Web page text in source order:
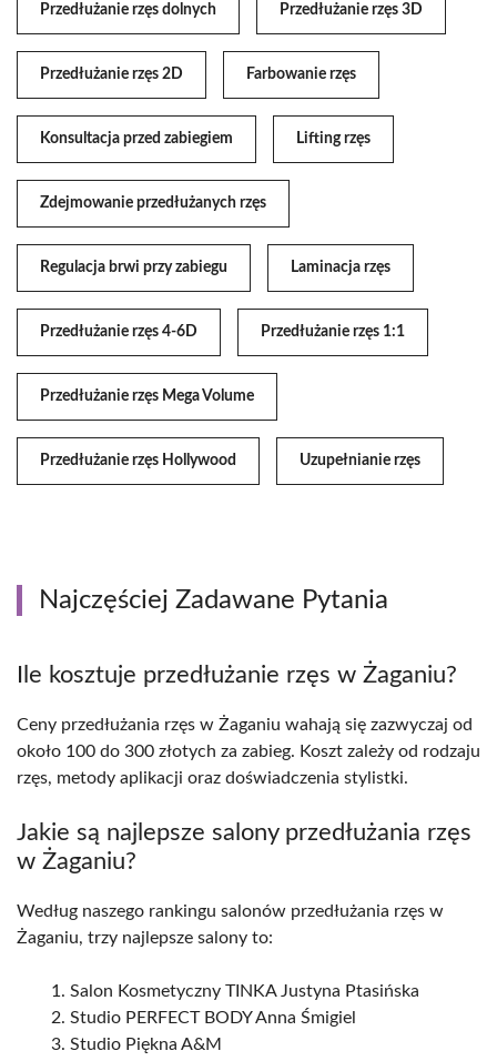
Przedłużanie rzęs dolnych Przedłużanie rzęs 3D
Przedłużanie rzęs 2D Farbowanie rzęs
Konsultacja przed zabiegiem Lifting rzęs
Zdejmowanie przedłużanych rzęs
Regulacja brwi przy zabiegu Laminacja rzęs
Przedłużanie rzęs 4-6D Przedłużanie rzęs 1:1
Przedłużanie rzęs Mega Volume
Przedłużanie rzęs Hollywood Uzupełnianie rzęs
Najczęściej Zadawane Pytania
Ile kosztuje przedłużanie rzęs w Żaganiu?
Ceny przedłużania rzęs w Żaganiu wahają się zazwyczaj od
około 100 do 300 złotych za zabieg. Koszt zależy od rodzaju
rzęs, metody aplikacji oraz doświadczenia stylistki.
Jakie są najlepsze salony przedłużania rzęs
w Żaganiu?
Według naszego rankingu salonów przedłużania rzęs w
Żaganiu, trzy najlepsze salony to:
Salon Kosmetyczny TINKA Justyna Ptasińska
Studio PERFECT BODY Anna Śmigiel
Studio Piękna A&M